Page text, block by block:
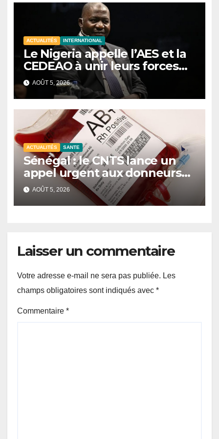
ACTUALITÉS INTERNATIONAL
Le Nigeria appelle l’AES et la
CEDEAO à unir leurs forces
contre le terrorisme
AOÛT 5, 2026
ACTUALITÉS SANTE
Sénégal : le CNTS lance un
appel urgent aux donneurs
face à une pénurie de sang.
AOÛT 5, 2026
Laisser un commentaire
Votre adresse e-mail ne sera pas publiée. Les
champs obligatoires sont indiqués avec *
Commentaire *